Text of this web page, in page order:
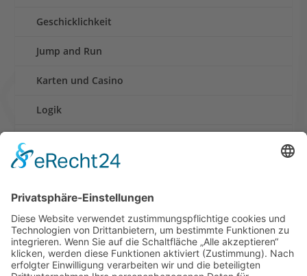
Geschicklichkeit
Jump and Run
Karten und Casino
Logik
Retro und Klassiker
Shooter
Sonstige Spiele
Sport